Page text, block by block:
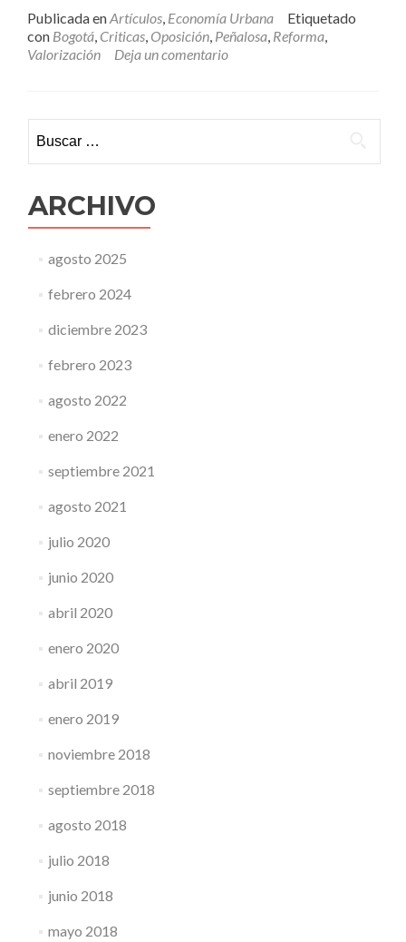
es
el
maní
Valorización?
Publicada enArtículos, Economía Urbana
Etiquetado
con Bogotá, Criticas, Oposición, Peñalosa, Reforma,
Valorización
Deja un comentario
ARCHIVO
agosto 2025
febrero 2024
diciembre 2023
febrero 2023
agosto 2022
enero 2022
septiembre 2021
agosto 2021
julio 2020
junio 2020
abril 2020
enero 2020
abril 2019
enero 2019
noviembre 2018
septiembre 2018
agosto 2018
julio 2018
junio 2018
mayo 2018